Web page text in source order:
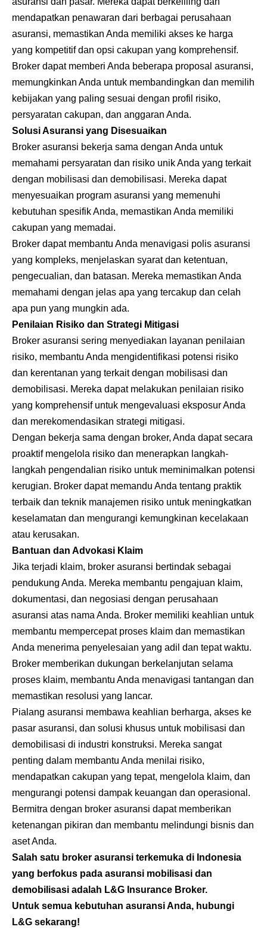
mendapatkan penawaran dari berbagai perusahaan
asuransi, memastikan Anda memiliki akses ke harga
yang kompetitif dan opsi cakupan yang komprehensif.
Broker dapat memberi Anda beberapa proposal asuransi,
memungkinkan Anda untuk membandingkan dan memilih
kebijakan yang paling sesuai dengan profil risiko,
persyaratan cakupan, dan anggaran Anda.
Solusi Asuransi yang Disesuaikan
Broker asuransi bekerja sama dengan Anda untuk
memahami persyaratan dan risiko unik Anda yang terkait
dengan mobilisasi dan demobilisasi. Mereka dapat
menyesuaikan program asuransi yang memenuhi
kebutuhan spesifik Anda, memastikan Anda memiliki
cakupan yang memadai.
Broker dapat membantu Anda menavigasi polis asuransi
yang kompleks, menjelaskan syarat dan ketentuan,
pengecualian, dan batasan. Mereka memastikan Anda
memahami dengan jelas apa yang tercakup dan celah
apa pun yang mungkin ada.
Penilaian Risiko dan Strategi Mitigasi
Broker asuransi sering menyediakan layanan penilaian
risiko, membantu Anda mengidentifikasi potensi risiko
dan kerentanan yang terkait dengan mobilisasi dan
demobilisasi. Mereka dapat melakukan penilaian risiko
yang komprehensif untuk mengevaluasi eksposur Anda
dan merekomendasikan strategi mitigasi.
Dengan bekerja sama dengan broker, Anda dapat secara
proaktif mengelola risiko dan menerapkan langkah-
langkah pengendalian risiko untuk meminimalkan potensi
kerugian. Broker dapat memandu Anda tentang praktik
terbaik dan teknik manajemen risiko untuk meningkatkan
keselamatan dan mengurangi kemungkinan kecelakaan
atau kerusakan.
Bantuan dan Advokasi Klaim
Jika terjadi klaim, broker asuransi bertindak sebagai
pendukung Anda. Mereka membantu pengajuan klaim,
dokumentasi, dan negosiasi dengan perusahaan
asuransi atas nama Anda. Broker memiliki keahlian untuk
membantu mempercepat proses klaim dan memastikan
Anda menerima penyelesaian yang adil dan tepat waktu.
Broker memberikan dukungan berkelanjutan selama
proses klaim, membantu Anda menavigasi tantangan dan
memastikan resolusi yang lancar.
Pialang asuransi membawa keahlian berharga, akses ke
pasar asuransi, dan solusi khusus untuk mobilisasi dan
demobilisasi di industri konstruksi. Mereka sangat
penting dalam membantu Anda menilai risiko,
mendapatkan cakupan yang tepat, mengelola klaim, dan
mengurangi potensi dampak keuangan dan operasional.
Bermitra dengan broker asuransi dapat memberikan
ketenangan pikiran dan membantu melindungi bisnis dan
aset Anda.
Salah satu broker asuransi terkemuka di Indonesia
yang berfokus pada asuransi mobilisasi dan
demobilisasi adalah L&G Insurance Broker.
Untuk semua kebutuhan asuransi Anda, hubungi
L&G sekarang!